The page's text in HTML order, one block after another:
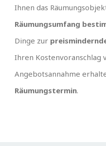
Ihnen das
Räumungsumfang
Dinge zur
Ihren Kostenvoranschlag
Angebotsannahme
Räumungstermin.